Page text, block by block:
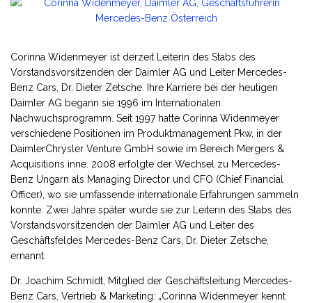
Corinna Widenmeyer ist derzeit Leiterin des Stabs des
Vorstandsvorsitzenden der Daimler AG und Leiter Mercedes-
Benz Cars, Dr. Dieter Zetsche. Ihre Karriere bei der heutigen
Daimler AG begann sie 1996 im Internationalen
Nachwuchsprogramm. Seit 1997 hatte Corinna Widenmeyer
verschiedene Positionen im Produktmanagement Pkw, in der
DaimlerChrysler Venture GmbH sowie im Bereich Mergers &
Acquisitions inne. 2008 erfolgte der Wechsel zu Mercedes-
Benz Ungarn als Managing Director und CFO (Chief Financial
Officer), wo sie umfassende internationale Erfahrungen sammeln
konnte. Zwei Jahre später wurde sie zur Leiterin des Stabs des
Vorstandsvorsitzenden der Daimler AG und Leiter des
Geschäftsfeldes Mercedes-Benz Cars, Dr. Dieter Zetsche,
ernannt.
Dr. Joachim Schmidt, Mitglied der Geschäftsleitung Mercedes-
Benz Cars, Vertrieb & Marketing: „Corinna Widenmeyer kennt